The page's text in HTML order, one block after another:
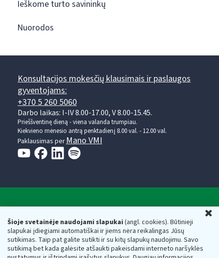
Šioje svetainėje naudojami slapukai(angl. cookies). Būtinieji
slapukai įdiegiami automatiškai ir jiems nėra reikalingas Jūsų
sutikimas. Taip pat galite sutikti ir su kitų slapukų naudojimu. Savo
sutikimą bet kada galėsite atšaukti pakeisdami interneto naršyklės
Ieškome turto savininkų
Nuorodos
Konsultacijos mokesčių klausimais ir paslaugos
gyventojams:
+370 5 260 5060
Darbo laikas: I-IV 8.00-17.00, V 8.00-15.45.
Prieššventinę dieną - viena valanda trumpiau.
Kiekvieno mėnesio antrą penktadienį 8.00 val. - 12.00 val.
Paklausimas per Mano VMI
Respublikos finansų ministerijos
Biudžetinė įstaiga. Juridinio asmens kodas — 188659752,
adresas: Vasario 16-osios g. 14, 01107 Vilnius, Lietuva, el.paštas:
vmi@vmi.lt, E. pristatymo dėžutės adresas 188659752